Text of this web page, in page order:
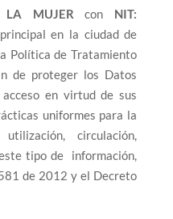
LA MUJER con NIT:
en la ciudad de
Política de Tratamiento
de proteger los Datos
en virtud de sus
uniformes para la
utilización, circulación,
tipo de información,
de 2012 y el Decreto